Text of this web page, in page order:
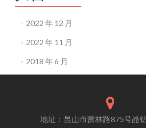
2022 年 12 月
2022 年 11 月
2018 年 6 月
地址：昆山市萧林路875号晶